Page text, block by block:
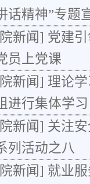
话精神”专题
新闻] 党建
员上党课
新闻] 理论
进行集体学习
新闻] 关注
列活动之八
新闻] 就业